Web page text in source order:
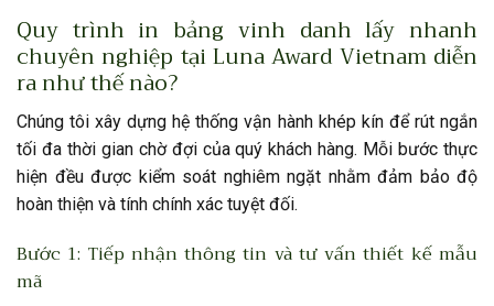
Quy trình in bảng vinh danh lấy nhanh
chuyên nghiệp tại Luna Award Vietnam diễn
ra như thế nào?
Chúng tôi xây dựng hệ thống vận hành khép kín để rút ngắn
tối đa thời gian chờ đợi của quý khách hàng. Mỗi bước thực
hiện đều được kiểm soát nghiêm ngặt nhằm đảm bảo độ
hoàn thiện và tính chính xác tuyệt đối.
Bước 1: Tiếp nhận thông tin và tư vấn thiết kế mẫu
mã